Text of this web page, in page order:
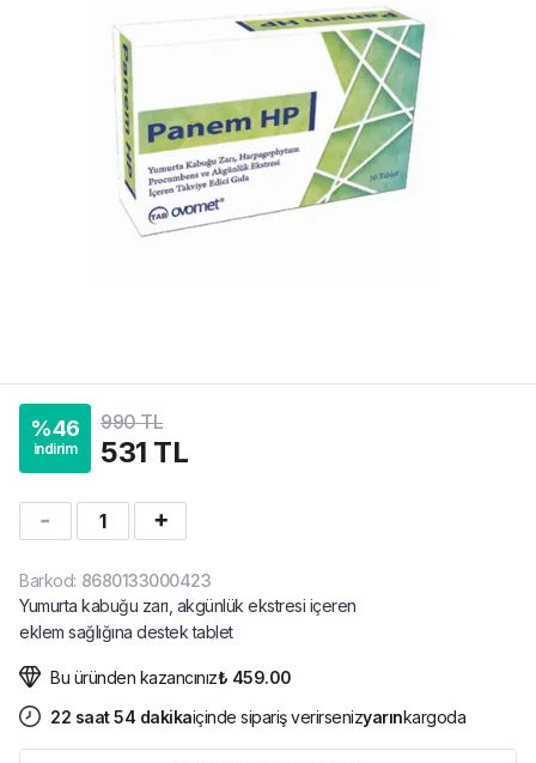
%46
indirim
990 TL
531 TL
1
Barkod: 8680133000423
Yumurta kabuğu zarı, akgünlük ekstresi içeren
eklem sağlığına destek tablet
Bu üründen kazancınız₺ 459.00
22 saat 54 dakikaiçinde sipariş verirsenizyarınkargoda